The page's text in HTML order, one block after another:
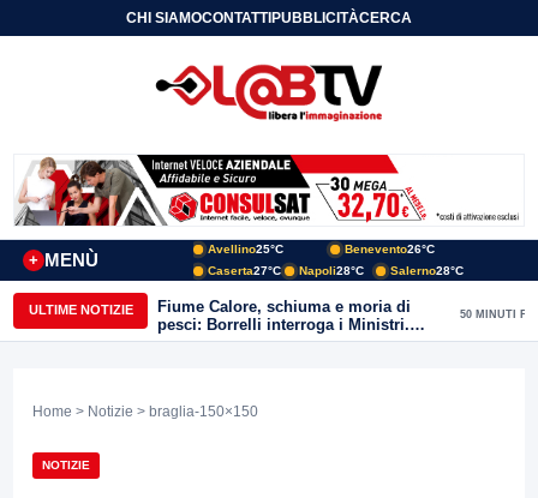
CHI SIAMOCONTATTIPUBBLICITÀCERCA
MENÙ
+
Avellino25°C Benevento26°C
Caserta27°C Napoli28°C Salerno28°C
ULTIME NOTIZIE
Fiume Calore, schiuma e moria di
pesci: Borrelli interroga i Ministri.
“Benevento paga l’assenza del
50 MINUTI FA
Home > Notizie > braglia-150×150
NOTIZIE